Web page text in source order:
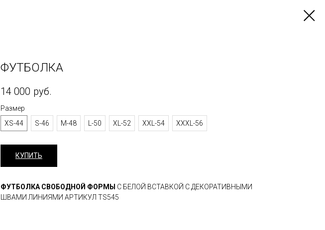
ФУТБОЛКА
14 000 руб.
Размер
XS-44
S-46 M-48 L-50 XL-52 XXL-54 XXXL-56
КУПИТЬ
ФУТБОЛКА СВОБОДНОЙ ФОРМЫ С БЕЛОЙ ВСТАВКОЙ С ДЕКОРАТИВНЫМИ
ШВАМИ ЛИНИЯМИ АРТИКУЛ TS545